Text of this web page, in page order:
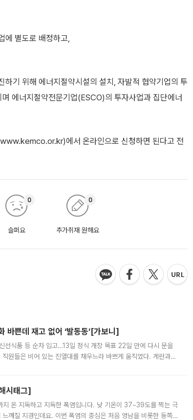
에 별도로 배정하고,
기 위해 에너지절약시설의 설치, 자발적 협약기업의 투
에너지절약전문기업(ESCO)의 투자사업과 집단에너
에서 온라인으로 신청하면 된다고 전
슬퍼요
0
추가취재 원해요
0
쁜데 재고 없어 ‘발동동’[가보니]
선식품 등 순차 입고…13일 정식 개장 목표 22일 만에 다시 문을
원들은 비어 있는 진열대를 채우느라 바쁘게 움직였다. 계란과
시태그]
지 온 지독하고 지독한 폭염입니다. 낮 기온이 37~39도를 찍는 극
껴질 지경인데요. 이번 폭염의 중심은 처음 영남을 비롯한 동쪽